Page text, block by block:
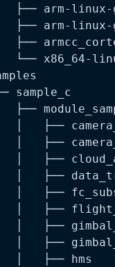
├── arm-linux-
├── arm-linux-
├──
└── x86_64-
sample_c
├──
│   ├──
│   ├──
│   ├──
│   ├──
│   ├──
│   ├──
│   ├──
│   ├──
│   ├── hms